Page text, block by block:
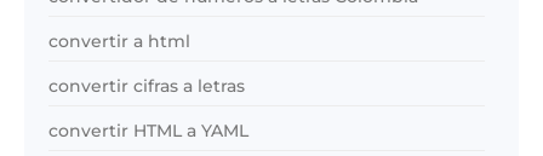
convertir a html
convertir cifras a letras
convertir HTML a YAML